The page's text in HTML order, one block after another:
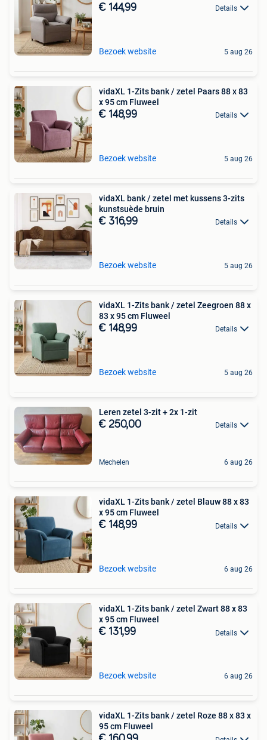
€ 144,99 Details
Bezoek website 5 aug 26
vidaXL 1-Zits bank / zetel Paars 88 x 83
x 95 cm Fluweel
€ 148,99 Details
Bezoek website 5 aug 26
vidaXL bank / zetel met kussens 3-zits
kunstsuède bruin
€ 316,99 Details
Bezoek website 5 aug 26
vidaXL 1-Zits bank / zetel Zeegroen 88 x
83 x 95 cm Fluweel
€ 148,99 Details
Bezoek website 5 aug 26
Leren zetel 3-zit + 2x 1-zit
€ 250,00 Details
Mechelen 6 aug 26
vidaXL 1-Zits bank / zetel Blauw 88 x 83
x 95 cm Fluweel
€ 148,99 Details
Bezoek website 6 aug 26
vidaXL 1-Zits bank / zetel Zwart 88 x 83
x 95 cm Fluweel
€ 131,99 Details
Bezoek website 6 aug 26
vidaXL 1-Zits bank / zetel Roze 88 x 83 x
95 cm Fluweel